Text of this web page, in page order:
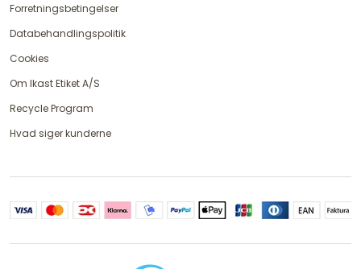
Forretningsbetingelser
Databehandlingspolitik
Cookies
Om Ikast Etiket A/S
Recycle Program
Hvad siger kunderne